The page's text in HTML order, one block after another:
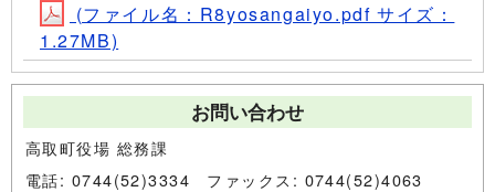
(ファイル名：R8yosangaiyo.pdf サイズ：
1.27MB)
お問い合わせ
高取町役場 総務課
電話: 0744(52)3334 ファックス: 0744(52)4063